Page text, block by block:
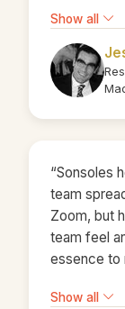
Show all
“Sonsoles
team
Zoom, but
team feel
essence to
large
Show all